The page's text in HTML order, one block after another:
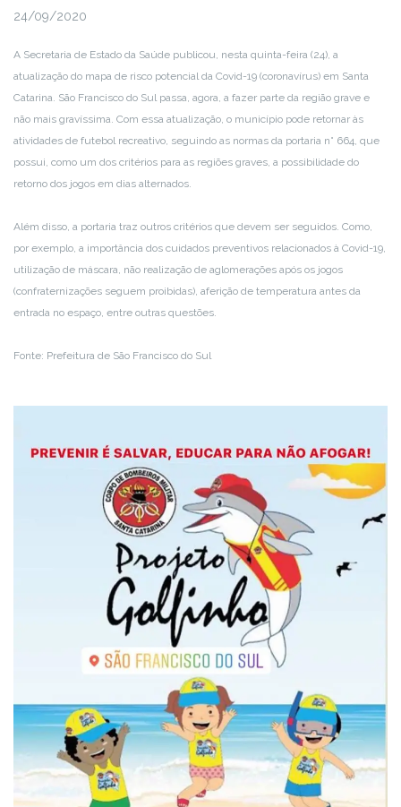
24/09/2020
A Secretaria de Estado da Saúde publicou, nesta quinta-feira (24), a
atualização do mapa de risco potencial da Covid-19 (coronavírus) em Santa
Catarina. São Francisco do Sul passa, agora, a fazer parte da região grave e
não mais gravíssima. Com essa atualização, o município pode retornar às
atividades de futebol recreativo, seguindo as normas da portaria n° 664, que
possui, como um dos critérios para as regiões graves, a possibilidade do
retorno dos jogos em dias alternados.
Além disso, a portaria traz outros critérios que devem ser seguidos. Como,
por exemplo, a importância dos cuidados preventivos relacionados à Covid-19,
utilização de máscara, não realização de aglomerações após os jogos
(confraternizações seguem proibidas), aferição de temperatura antes da
entrada no espaço, entre outras questões.
Fonte: Prefeitura de São Francisco do Sul